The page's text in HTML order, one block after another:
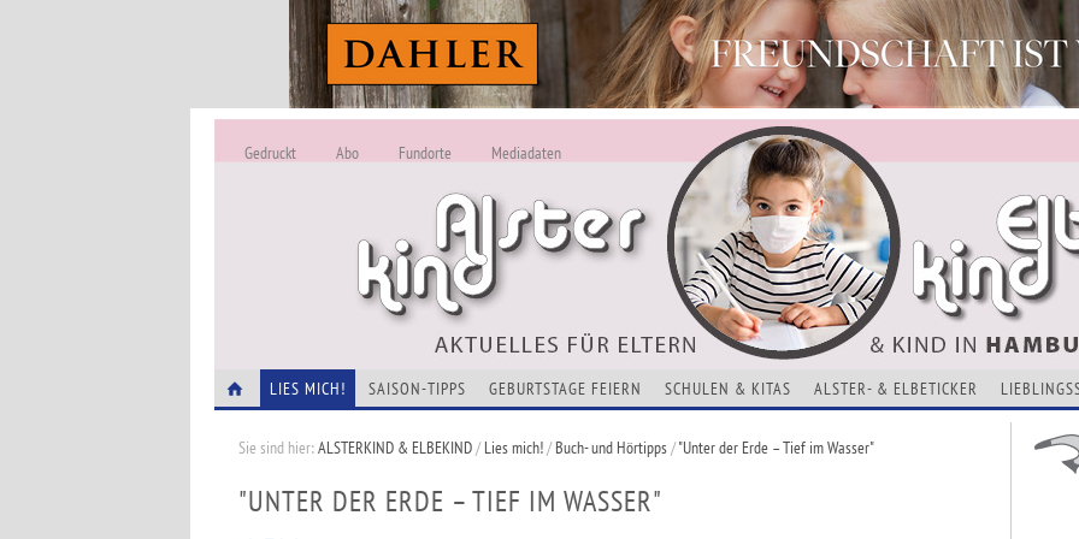
ALSTERKIND - AKTUELLES FÜR ELTERN UND KINDER
VERANSTALTUNGEN, KURSE, ADRESSEN UND THEMEN
Alles Neu - Infos zur Website
Gedruckt Abo Fundorte Mediadaten
LIES MICH! SAISON-TIPPS GEBURTSTAGE FEIERN SCHULEN & KITAS ALSTER- & ELBETICKER
Sie sind hier:ALSTERKIND & ELBEKIND/Lies mich!/Buch- und Hörtipps/"Unter der Erde – Tief im Wasser"
"UNTER DER ERDE – TIEF IM WASSER"